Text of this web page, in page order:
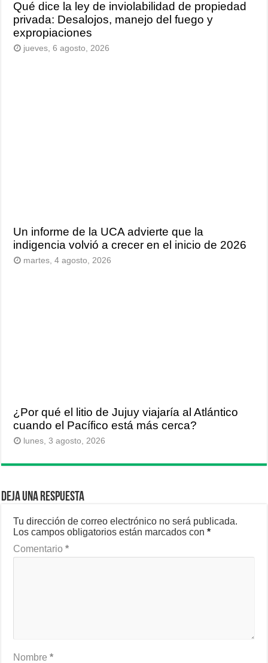
Qué dice la ley de inviolabilidad de propiedad
privada: Desalojos, manejo del fuego y
expropiaciones
jueves, 6 agosto, 2026
Un informe de la UCA advierte que la
indigencia volvió a crecer en el inicio de 2026
martes, 4 agosto, 2026
¿Por qué el litio de Jujuy viajaría al Atlántico
cuando el Pacífico está más cerca?
lunes, 3 agosto, 2026
Deja una respuesta
Tu dirección de correo electrónico no será publicada.
Los campos obligatorios están marcados con*
Comentario*
Nombre*